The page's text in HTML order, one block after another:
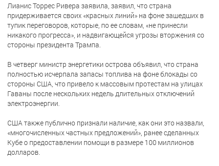
Лианис Торрес Ривера заявила, заявил, что страна
придерживается своих «красных линий» на фоне зашедших в
тупик переговоров, которые, по ее словам, «не принесли
никакого прогресса», и надвигающейся угрозы вторжения со
стороны президента Трампа.
В четверг министр энергетики острова объявил, что страна
полностью исчерпала запасы топлива на фоне блокады со
стороны США, что привело к массовым протестам на улицах
Гаваны после нескольких недель длительных отключений
электроэнергии.
США также публично признали наличие, как они это назвали,
«многочисленных частных предложений», ранее сделанных
Кубе о предоставлении помощи в размере 100 миллионов
долларов.